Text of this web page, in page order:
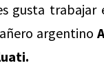
gusta
argentino